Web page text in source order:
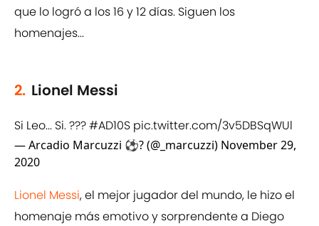
que lo logró a los 16 y 12 días. Siguen los
homenajes...
2. Lionel Messi
Si Leo... Si. ???#AD10S pic.twitter.com/3v5DBSqWUl
— Arcadio Marcuzzi ⚽️? (@_marcuzzi) November 29,
2020
Lionel Messi, el mejor jugador del mundo, le hizo el
homenaje más emotivo y sorprendente a Diego